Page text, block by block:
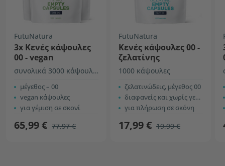
FutuNatura
3x Κενές κάψουλες
00 - vegan
συνολικά 3000 κάψουλες
μέγεθος – 00
vegan κάψουλες
για γέμιση σε σκονί
65,99 € 77,97 €
FutuNatura
Κενές κάψουλες 00 -
ζελατίνης
1000 κάψουλες
ζελατινώδεις, μέγεθος 00
διαφανείς και χωρίς γεύση
για πλήρωση σε σκόνη
17,99 € 19,99 €